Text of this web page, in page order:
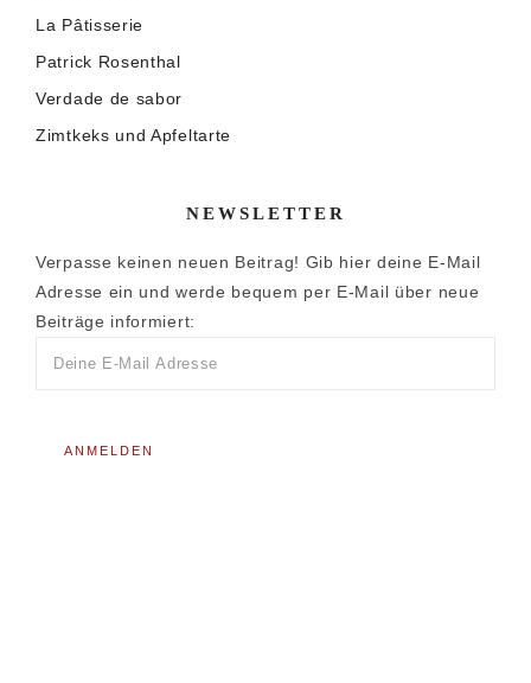
La Pâtisserie
Patrick Rosenthal
Verdade de sabor
Zimtkeks und Apfeltarte
NEWSLETTER
Verpasse keinen neuen Beitrag! Gib hier deine E-Mail
Adresse ein und werde bequem per E-Mail über neue
Beiträge informiert: